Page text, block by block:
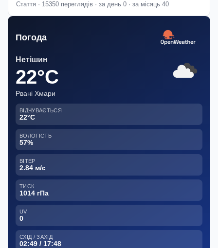
Стаття · 15350 переглядів · за день 0 · за місяць 40
Погода
Нетішин
22°C
Рвані Хмари
ВІДЧУВАЄТЬСЯ
22°C
ВОЛОГІСТЬ
57%
ВІТЕР
2.84 м/с
ТИСК
1014 гПа
UV
0
СХІД / ЗАХІД
02:49 / 17:48